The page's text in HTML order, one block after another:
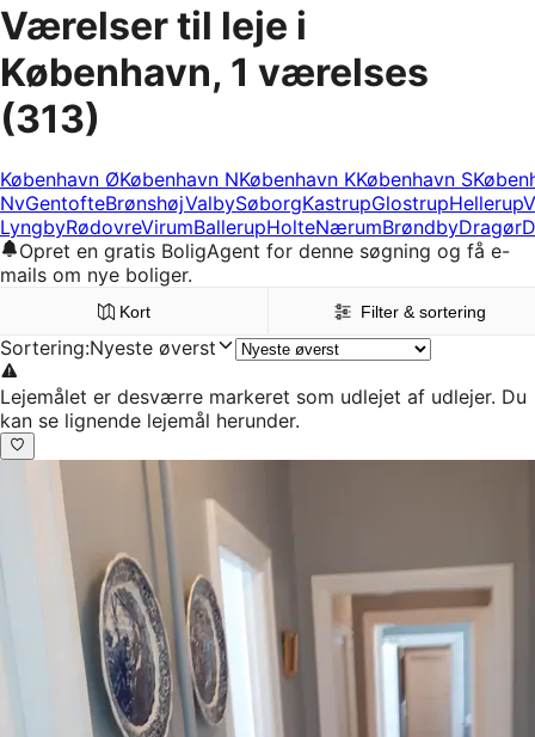
Værelser til leje i
København, 1 værelses
(313)
København ØKøbenhavn NKøbenhavn KKøbenhavn S
NvGentofteBrønshøjValbySøborgKastrupGlostrupHellerup
LyngbyRødovreVirumBallerupHolteNærumBrøndbyDragør
Opret en gratis BoligAgent for denne søgning og få e-
mails om nye boliger.
Kort Filter & sortering
Sortering:Nyeste øverst
Lejemålet er desværre markeret som udlejet af udlejer. Du
kan se lignende lejemål herunder.